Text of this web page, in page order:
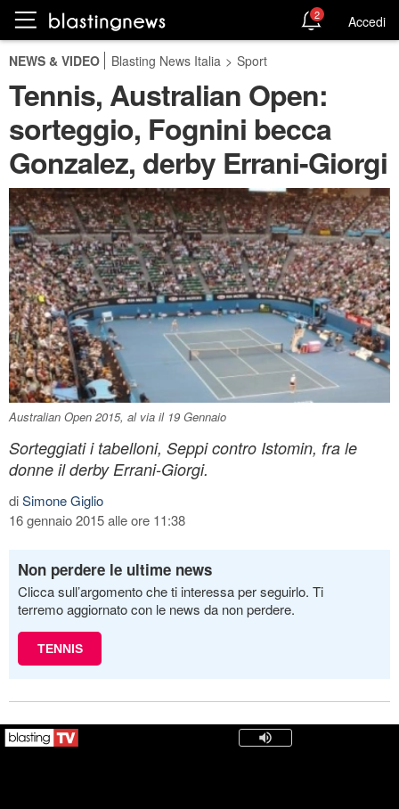
2 Accedi
NEWS & VIDEO Blasting News Italia > Sport
Tennis, Australian Open:
sorteggio, Fognini becca
Gonzalez, derby Errani-Giorgi
Australian Open 2015, al via il 19 Gennaio
Sorteggiati i tabelloni, Seppi contro Istomin, fra le
donne il derby Errani-Giorgi.
diSimone Giglio
16 gennaio 2015 alle ore 11:38
Non perdere le ultime news
Clicca sull’argomento che ti interessa per seguirlo. Ti
terremo aggiornato con le news da non perdere.
TENNIS